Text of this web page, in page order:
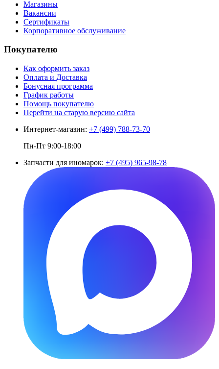
Магазины
Вакансии
Сертификаты
Корпоративное обслуживание
Покупателю
Как оформить заказ
Оплата и Доставка
Бонусная программа
График работы
Помощь покупателю
Перейти на старую версию сайта
Интернет-магазин: +7 (499) 788-73-70
Пн-Пт 9:00-18:00
Запчасти для иномарок: +7 (495) 965-98-78